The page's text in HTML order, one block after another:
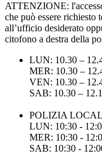
ATTENZIONE:
che può essere richiesto
all’ufficio desiderato
citofono a destra della
LUN: 10.30 –
MER: 10.30 –
VEN: 10.30 –
SAB: 10.30 –
POLIZIA
LUN: 10:30 -
MER: 10:30 -
SAB: 10:30 -